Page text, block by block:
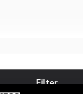
Filter